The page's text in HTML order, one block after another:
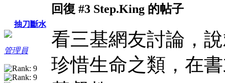
抽刀斷水
管理員
回復 #3 Step.King 的帖子
看三基網友討論，
珍惜生命之類，在